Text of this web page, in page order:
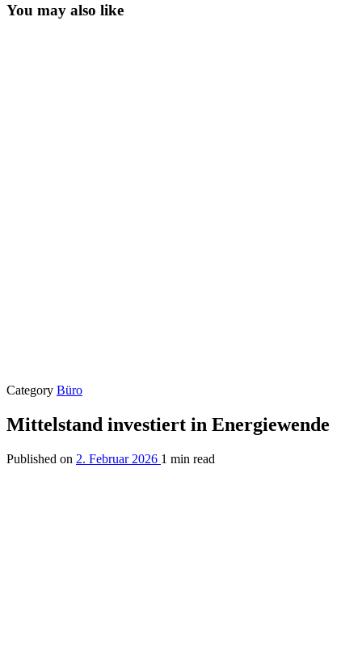
You may also like
Category Büro
Mittelstand investiert in Energiewende
Published on 2. Februar 2026 1 min read